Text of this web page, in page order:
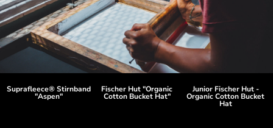
Suprafleece® Stirnband
"Aspen"
Fischer Hut "Organic
Cotton Bucket Hat"
Junior Fischer Hut -
Organic Cotton Bucket
Hat